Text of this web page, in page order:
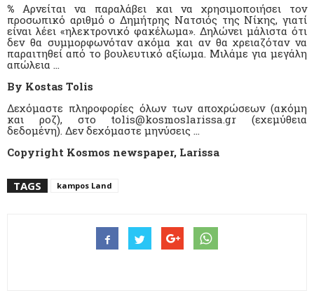
% Αρνείται να παραλάβει και να χρησιμοποιήσει τον
προσωπικό αριθμό ο Δημήτρης Νατσιός της Νίκης, γιατί
είναι λέει «ηλεκτρονικό φακέλωμα». Δηλώνει μάλιστα ότι
δεν θα συμμορφωνόταν ακόμα και αν θα χρειαζόταν να
παραιτηθεί από το βουλευτικό αξίωμα. Μιλάμε για μεγάλη
απώλεια …
By Kostas Tolis
Δεχόμαστε πληροφορίες όλων των αποχρώσεων (ακόμη
και ροζ), στο tolis@kosmoslarissa.gr (εχεμύθεια
δεδομένη). Δεν δεχόμαστε μηνύσεις …
Copyright Kosmos newspaper, Larissa
TAGS kampos Land